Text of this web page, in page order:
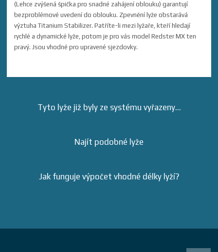
(Lehce zvýšená špička pro snadné zahájení oblouku) garantují
bezproblémové uvedení do oblouku. Zpevnění lyže obstarává
výztuha Titanium Stabilizer. Patříte-li mezi lyžaře, kteří hledají
rychlé a dynamické lyže, potom je pro vás model Redster MX ten
pravý. Jsou vhodné pro upravené sjezdovky.
Tyto lyže již byly ze systému vyřazeny...
Najít podobné lyže
Jak funguje výpočet vhodné délky lyží?